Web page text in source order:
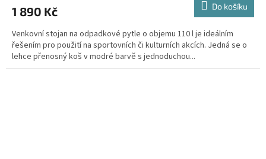
1 890 Kč Do košíku
Venkovní stojan na odpadkové pytle o objemu 110 l je ideálním
řešením pro použití na sportovních či kulturních akcích. Jedná se o
lehce přenosný koš v modré barvě s jednoduchou...